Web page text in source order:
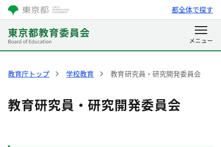
都全体で探す
教育庁トップ 学校教育 教育研究員・研究開発委員会
教育研究員・研究開発委員会